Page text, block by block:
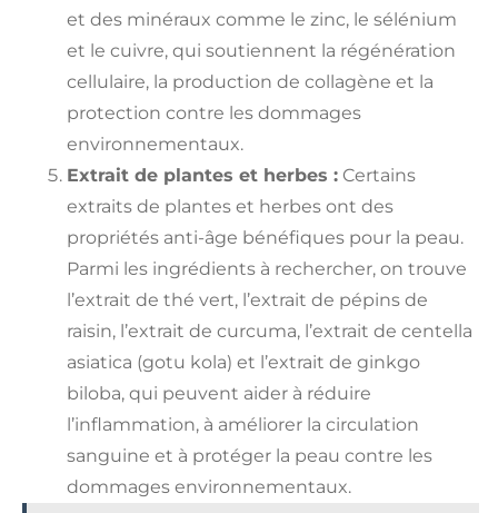
et des minéraux comme le zinc, le sélénium
et le cuivre, qui soutiennent la régénération
cellulaire, la production de collagène et la
protection contre les dommages
environnementaux.
Extrait de plantes et herbes : Certains
extraits de plantes et herbes ont des
propriétés anti-âge bénéfiques pour la peau.
Parmi les ingrédients à rechercher, on trouve
l’extrait de thé vert, l’extrait de pépins de
raisin, l’extrait de curcuma, l’extrait de centella
asiatica (gotu kola) et l’extrait de ginkgo
biloba, qui peuvent aider à réduire
l’inflammation, à améliorer la circulation
sanguine et à protéger la peau contre les
dommages environnementaux.